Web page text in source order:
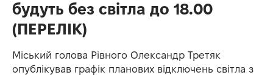
будуть без світла до 18.00
(ПЕРЕЛІК)
Міський голова Рівного Олександр Третяк
опублікував графік планових відключень світла з